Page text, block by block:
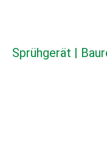
Sprühgerät |